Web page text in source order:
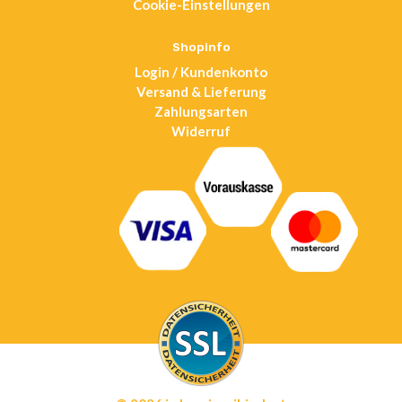
a
tab
Cookie-Einstellungen
Shopinfo
Login / Kundenkonto
Versand & Lieferung
Zahlungsarten
Widerruf